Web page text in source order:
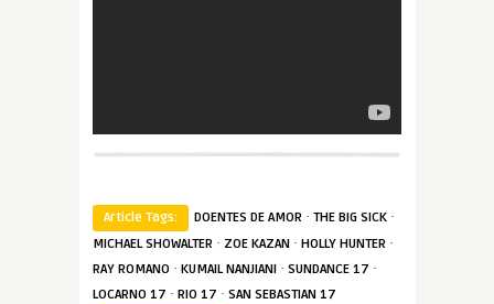
Article Tags: DOENTES DE AMOR · THE BIG SICK ·
MICHAEL SHOWALTER · ZOE KAZAN · HOLLY HUNTER ·
RAY ROMANO · KUMAIL NANJIANI · SUNDANCE 17 ·
LOCARNO 17 · RIO 17 · SAN SEBASTIAN 17